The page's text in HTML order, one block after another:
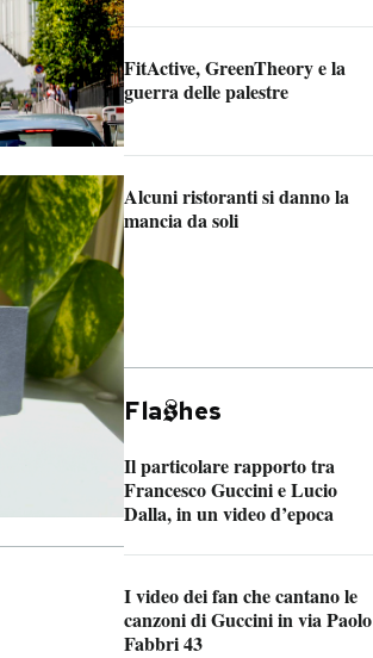
FitActive, GreenTheory e la
guerra delle palestre
Alcuni ristoranti si danno la
mancia da soli
Fla hes
Il particolare rapporto tra
Francesco Guccini e Lucio
Dalla, in un video d’epoca
I video dei fan che cantano le
canzoni di Guccini in via Paolo
Fabbri 43